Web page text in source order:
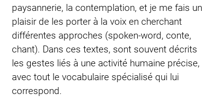
paysannerie, la contemplation, et je me fais un
plaisir de les porter à la voix en cherchant
différentes approches (spoken-word, conte,
chant). Dans ces textes, sont souvent décrits
les gestes liés à une activité humaine précise,
avec tout le vocabulaire spécialisé qui lui
correspond.